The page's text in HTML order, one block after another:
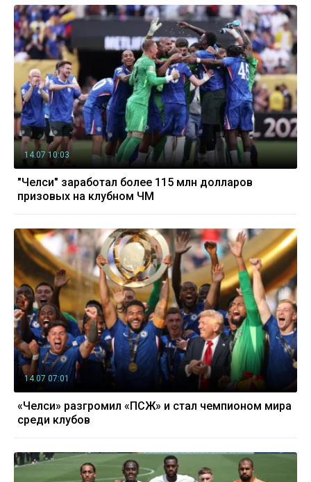
14.07 10:03
"Челси" заработал более 115 млн долларов
призовых на клубном ЧМ
14.07 07:01
«Челси» разгромил «ПСЖ» и стал чемпионом мира
среди клубов